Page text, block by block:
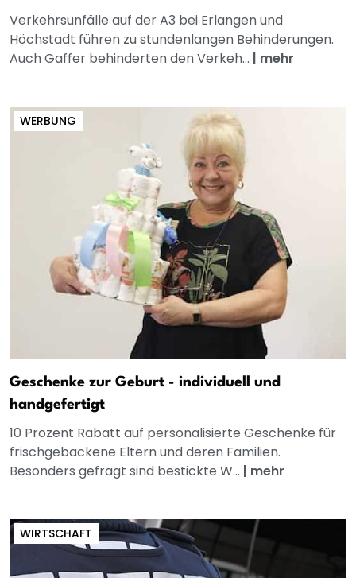
Verkehrsunfälle auf der A3 bei Erlangen und
Höchstadt führen zu stundenlangen Behinderungen.
Auch Gaffer behinderten den Verkeh... | mehr
WERBUNG
Geschenke zur Geburt - individuell und
handgefertigt
10 Prozent Rabatt auf personalisierte Geschenke für
frischgebackene Eltern und deren Familien.
Besonders gefragt sind bestickte W... | mehr
WIRTSCHAFT